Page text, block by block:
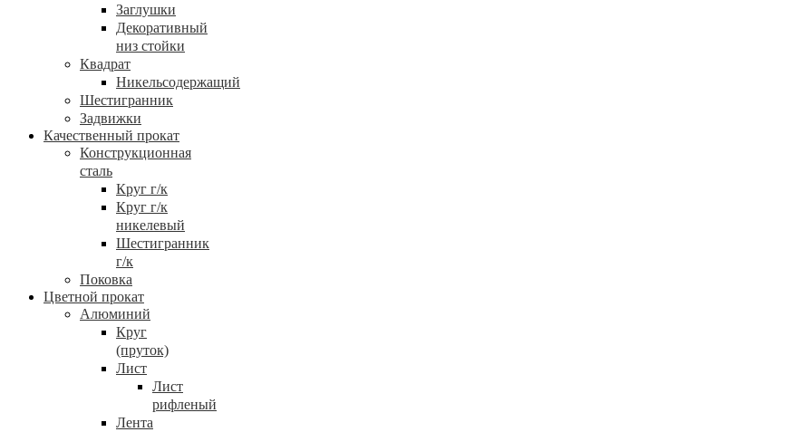
Заглушки
Декоративный
низ стойки
Квадрат
Никельсодержащий
Шестигранник
Задвижки
Качественный прокат
Конструкционная
сталь
Круг г/к
Круг г/к
никелевый
Шестигранник
г/к
Поковка
Цветной прокат
Алюминий
Круг
(пруток)
Лист
Лист
рифленый
Лента